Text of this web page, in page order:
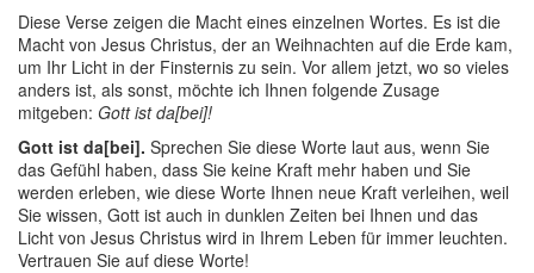
Diese Verse zeigen die Macht eines einzelnen Wortes. Es ist die
Macht von Jesus Christus, der an Weihnachten auf die Erde kam,
um Ihr Licht in der Finsternis zu sein. Vor allem jetzt, wo so vieles
anders ist, als sonst, möchte ich Ihnen folgende Zusage
mitgeben: Gott ist da[bei]!
Gott ist da[bei]. Sprechen Sie diese Worte laut aus, wenn Sie
das Gefühl haben, dass Sie keine Kraft mehr haben und Sie
werden erleben, wie diese Worte Ihnen neue Kraft verleihen, weil
Sie wissen, Gott ist auch in dunklen Zeiten bei Ihnen und das
Licht von Jesus Christus wird in Ihrem Leben für immer leuchten.
Vertrauen Sie auf diese Worte!